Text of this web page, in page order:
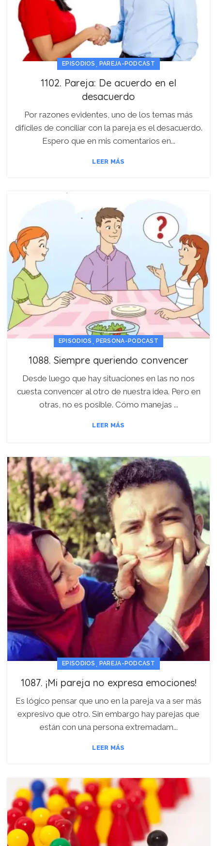
EPISODIOS PAREJA-PODCAST
1102. Pareja: De acuerdo en el
desacuerdo
Por razones evidentes, uno de los temas más
difíciles de conciliar con la pareja es el desacuerdo.
Espero que en mis comentarios en...
LEER MÁS
EPISODIOS PERSONA-PODCAST
1088. Siempre queriendo convencer
Desde luego que hay situaciones en las no nos
cuesta convencer al otro de nuestra idea. Pero en
otras, no es posible. Cómo manejas ...
LEER MÁS
EPISODIOS , PAREJA-PODCAST
1087. ¡Mi pareja no expresa emociones!
Es lógico pensar que uno en la pareja va a ser más
expresivo que otro. Sin embargo hay parejas que
están con una persona extremadam...
LEER MÁS